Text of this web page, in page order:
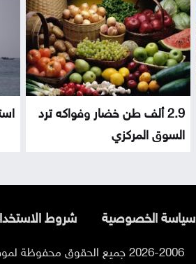
2.9 ألف طن خضار وفواكه ترد
السوق المركزي
سياسة الخصوصية شروط
2026-2006 جميع الحقوق محفوظة لموقع السوسنة